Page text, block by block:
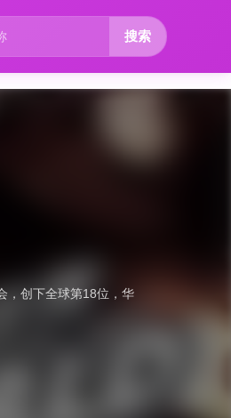
搜索
，创下全球第18位，华